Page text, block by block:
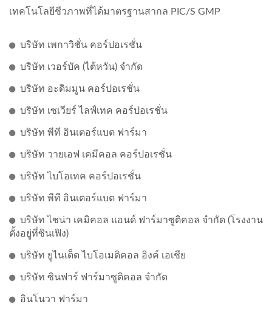
เทคโนโลยีชีวภาพที่ได้มาตรฐานสากล PIC/S GMP
บริษัท เพกาวิชั่น คอร์ปอเรชั่น
บริษัท เวอร์บัค (ไต้หวัน) จำกัด
บริษัท อะดิมมูน คอร์ปอเรชั่น
บริษัท เซเวียร์ ไลฟ์เทค คอร์ปอเรชั่น
บริษัท พีที อินเตอร์แบต ฟาร์มา
บริษัท วายเอฟ เคมีคอล คอร์ปอเรชั่น
บริษัท ไบโอเทค คอร์ปอเรชั่น
บริษัท พีที อินเตอร์แบต ฟาร์มา
บริษัท ไชน่า เคมิคอล แอนด์ ฟาร์มาซูติคอล จำกัด (โรงงาน
ตั้งอยู่ที่ซินเฟิง)
บริษัท ยูไนเต็ด ไบโอเมดิคอล อิงค์ เอเชีย
บริษัท ซินฟาร์ ฟาร์มาซูติคอล จำกัด
อินโนวา ฟาร์มา